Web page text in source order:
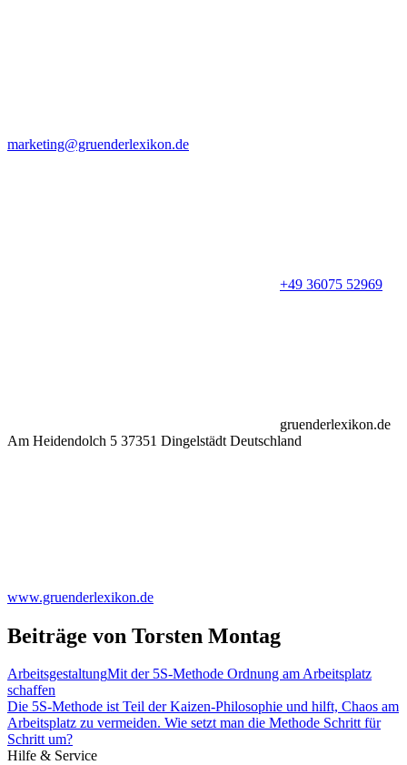
marketing@gruenderlexikon.de
+49 36075 52969
gruenderlexikon.de
Am Heidendolch 5 37351 Dingelstädt Deutschland
www.gruenderlexikon.de
Beiträge von Torsten Montag
ArbeitsgestaltungMit der 5S-Methode Ordnung am Arbeitsplatz
schaffen
Die 5S-Methode ist Teil der Kaizen-Philosophie und hilft, Chaos am
Arbeitsplatz zu vermeiden. Wie setzt man die Methode Schritt für
Schritt um?
Hilfe & Service